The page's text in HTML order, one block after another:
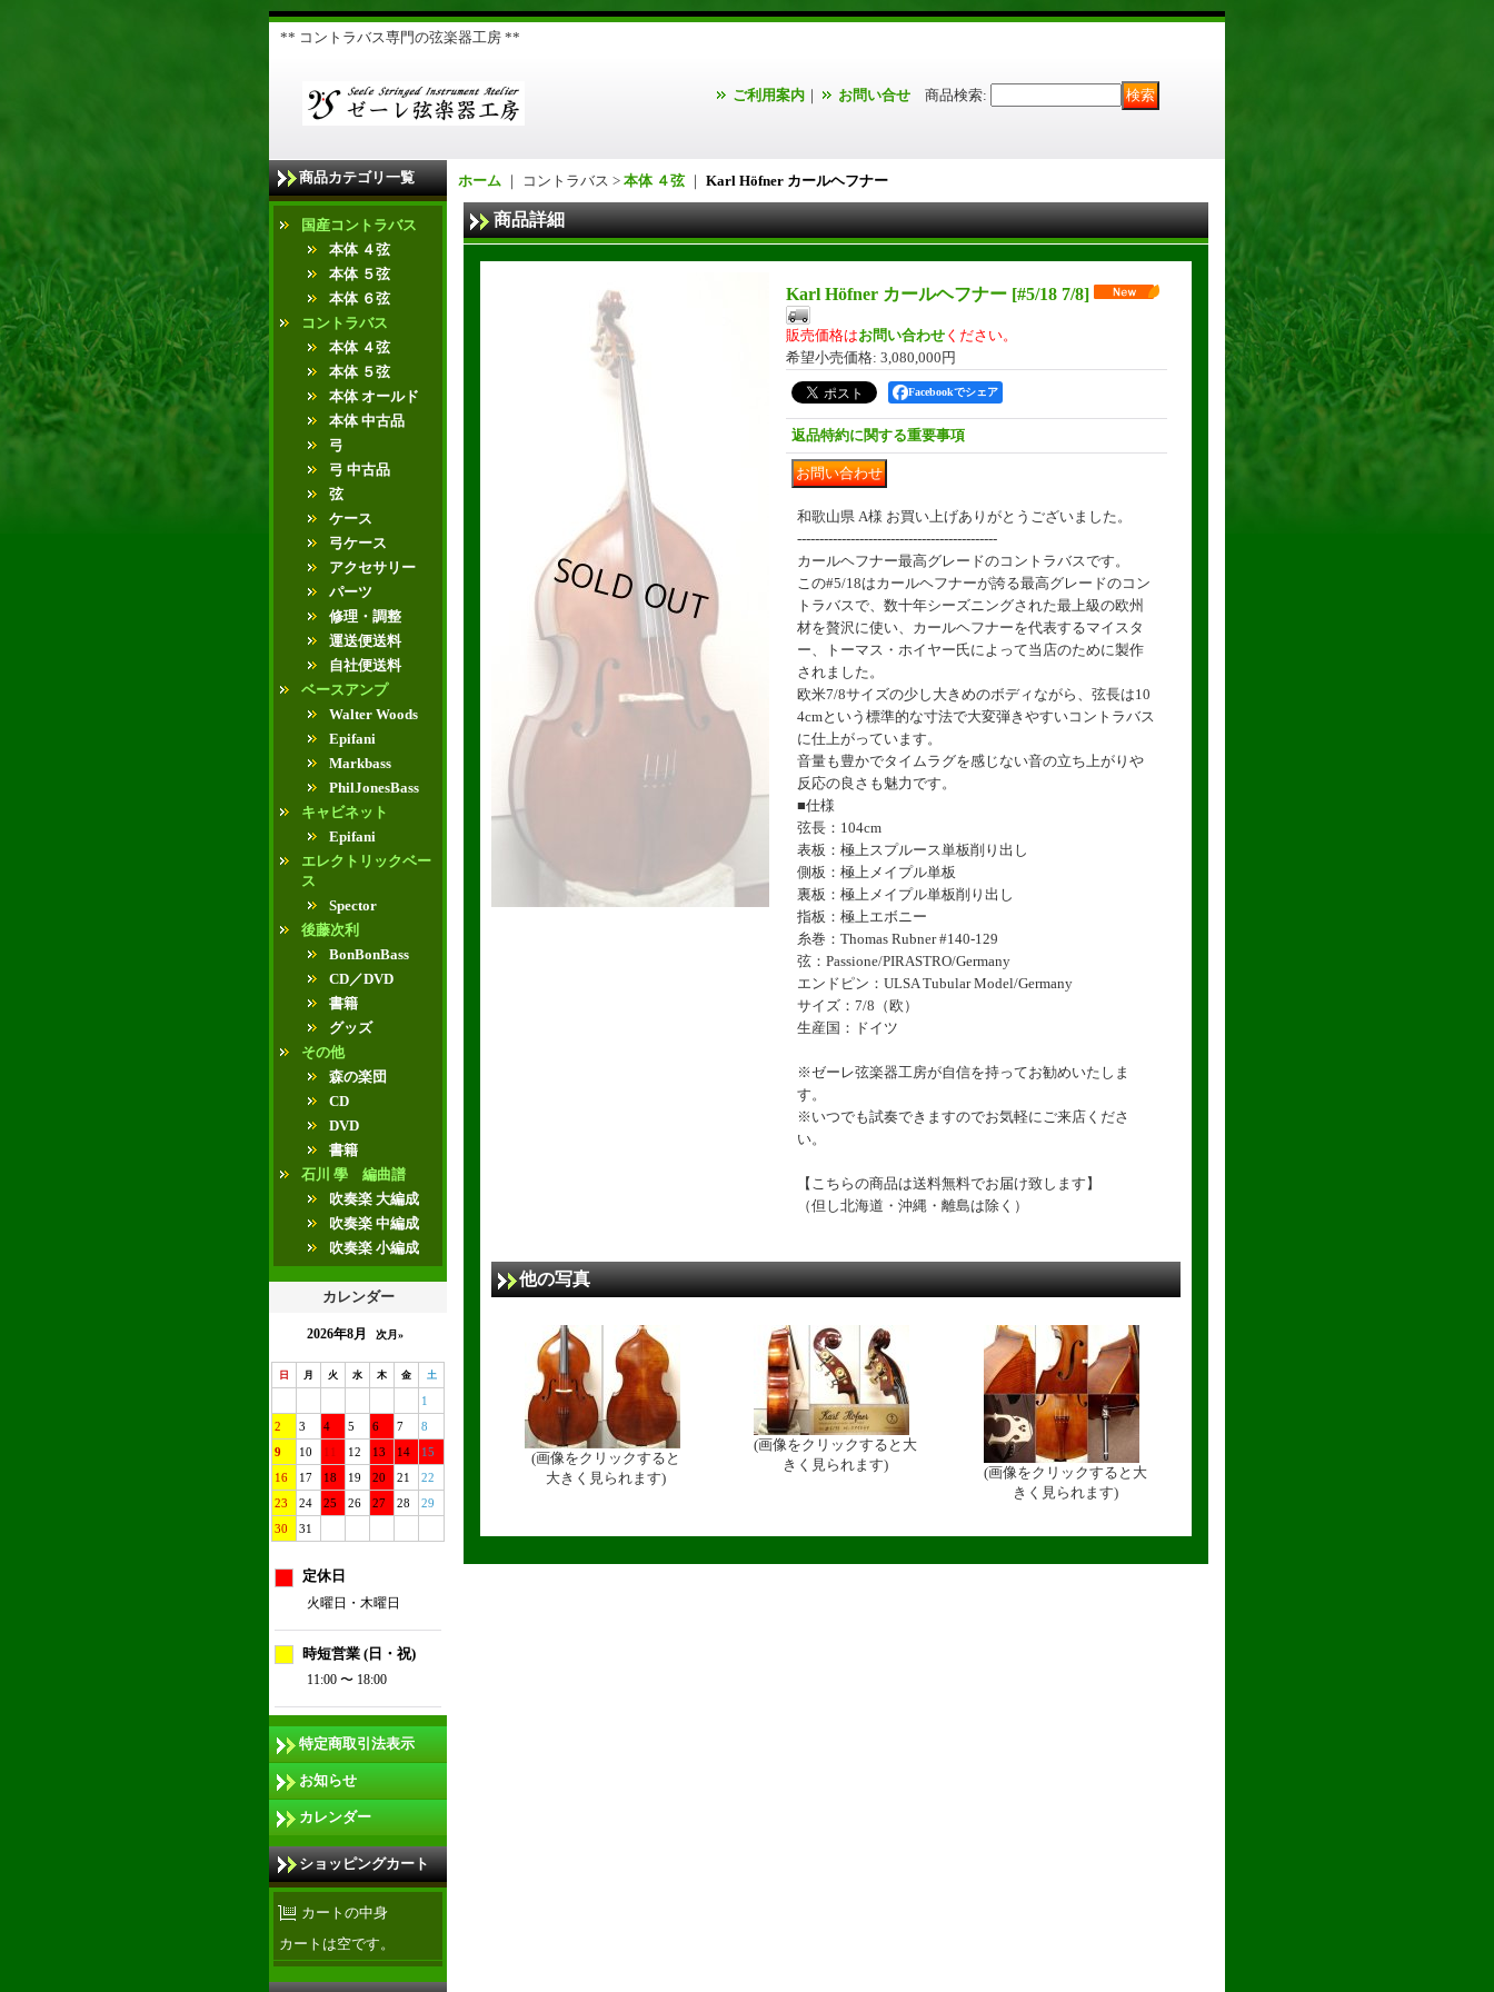
** コントラバス専門の弦楽器工房 **
ご利用案内 ｜ お問い合せ 商品検索:
商品カテゴリ一覧
国産コントラバス
本体 ４弦
本体 ５弦
本体 ６弦
コントラバス
本体 ４弦
本体 ５弦
本体 オールド
本体 中古品
弓
弓 中古品
弦
ケース
弓ケース
アクセサリー
パーツ
修理・調整
運送便送料
自社便送料
ベースアンプ
Walter Woods
Epifani
Markbass
PhilJonesBass
キャビネット
Epifani
エレクトリックベー
ス
Spector
後藤次利
BonBonBass
CD／DVD
書籍
グッズ
その他
森の楽団
CD
DVD
書籍
石川 學 編曲譜
吹奏楽 大編成
吹奏楽 中編成
吹奏楽 小編成
カレンダー
2026年8月 次月»
日 月 火 水 木 金 土
1
2
3 4 5 6 7
8
9
10 11 12 13 14
15
16
17 18 19 20 21
22
23
24 25 26 27 28
29
30
31
定休日
火曜日・木曜日
時短営業 (日・祝)
11:00 〜 18:00
特定商取引法表示
お知らせ
カレンダー
ショッピングカート
カートの中身
カートは空です。
ホーム ｜ コントラバス > 本体 ４弦｜ Karl Höfner カールヘフナー
商品詳細
Karl Höfner カールヘフナー [#5/18 7/8]
販売価格はお問い合わせ ください。
希望小売価格: 3,080,000円
Facebookでシェア
返品特約に関する重要事項
和歌山県 A様 お買い上げありがとうございました。
---------------------------------------------
カールヘフナー最高グレードのコントラバスです。
この#5/18はカールヘフナーが誇る最高グレードのコン
トラバスで、数十年シーズニングされた最上級の欧州
材を贅沢に使い、カールヘフナーを代表するマイスタ
ー、トーマス・ホイヤー氏によって当店のために製作
されました。
欧米7/8サイズの少し大きめのボディながら、弦長は10
4cmという標準的な寸法で大変弾きやすいコントラバス
に仕上がっています。
音量も豊かでタイムラグを感じない音の立ち上がりや
反応の良さも魅力です。
■仕様
弦長：104cm
表板：極上スプルース単板削り出し
側板：極上メイプル単板
裏板：極上メイプル単板削り出し
指板：極上エボニー
糸巻：Thomas Rubner #140-129
弦：Passione/PIRASTRO/Germany
エンドピン：ULSA Tubular Model/Germany
サイズ：7/8（欧）
生産国：ドイツ
※ゼーレ弦楽器工房が自信を持ってお勧めいたしま
す。
※いつでも試奏できますのでお気軽にご来店くださ
い。
【こちらの商品は送料無料でお届け致します】
（但し北海道・沖縄・離島は除く）
他の写真
(画像をクリックすると
大きく見られます)
(画像をクリックすると大
きく見られます)
(画像をクリックすると大
きく見られます)